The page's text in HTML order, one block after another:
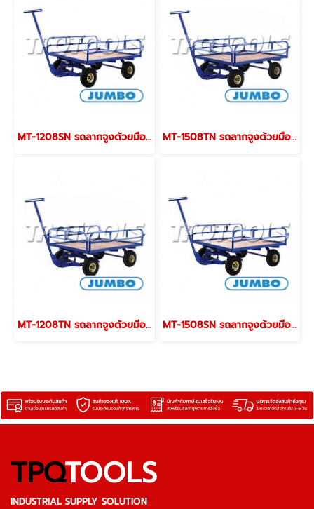
MT-1208SN รถลากจูงด้วยมือขนาด L1490xW865xH1150 มม. มีแผงกั้นสองด้าน รับน้ำหนักสูงสุด 800 กก. JUMBO MT-1508TN รถลากจูงด้วยมือขนาด L1790xW865xH1150 มม. มีแผงกั้นสามด้าน รับน้ำหนักสูงสุด 800 กก. JUMBO
MT-1208TN รถลากจูงด้วยมือ ขนาด L1490xW865xH1150 มม. มีแผงกั้นสามด้าน รับน้ำหนักสูงสุด 800 กก. JUMBO MT-1508SN รถลากจูงด้วยมือขนาด L1790xW865xH1150 มม. มีแผงกั้นสองด้าน รับน้ำหนักสูงสุด 800 กก. JUMBO
TPQTOOLS
INDUSTRIAL SUPPLY SOLUTION